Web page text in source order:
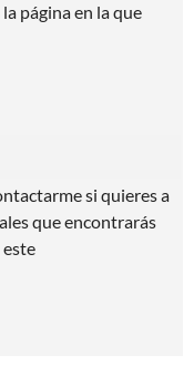
página en la que
si quieres a
que encontrarás
este